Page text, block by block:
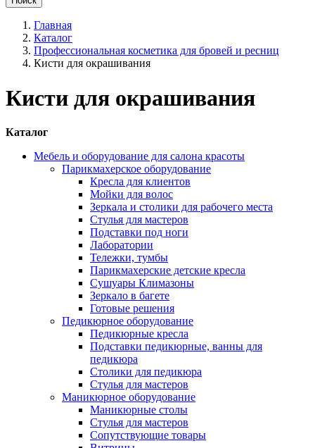
Главная
Каталог
Профессиональная косметика для бровей и ресниц
Кисти для окрашивания
Кисти для окрашивания
Каталог
Мебель и оборудование для салона красоты
Парикмахерское оборудование
Кресла для клиентов
Мойки для волос
Зеркала и столики для рабочего места
Стулья для мастеров
Подставки под ноги
Лаборатории
Тележки, тумбы
Парикмахерские детские кресла
Сушуары Климазоны
Зеркало в багете
Готовые решения
Педикюрное оборудование
Педикюрные кресла
Подставки педикюрные, ванны для
педикюра
Столики для педикюра
Стулья для мастеров
Маникюрное оборудование
Маникюрные столы
Стулья для мастеров
Сопутствующие товары